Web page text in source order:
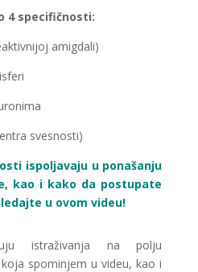
4 specifičnosti:
amigdali)
svesnosti)
ispoljavaju u ponašanju
kao i kako da postupate
u ovom videu!
istraživanja na polju
spominjem u videu, kao i